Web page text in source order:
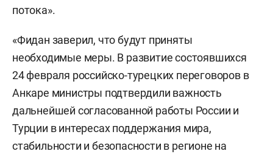
потока».
«Фидан заверил, что будут приняты
необходимые меры. В развитие состоявшихся
24 февраля российско-турецких переговоров в
Анкаре министры подтвердили важность
дальнейшей согласованной работы России и
Турции в интересах поддержания мира,
стабильности и безопасности в регионе на